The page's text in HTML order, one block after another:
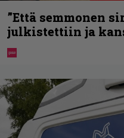
”Että semmonen
julkistettiin ja